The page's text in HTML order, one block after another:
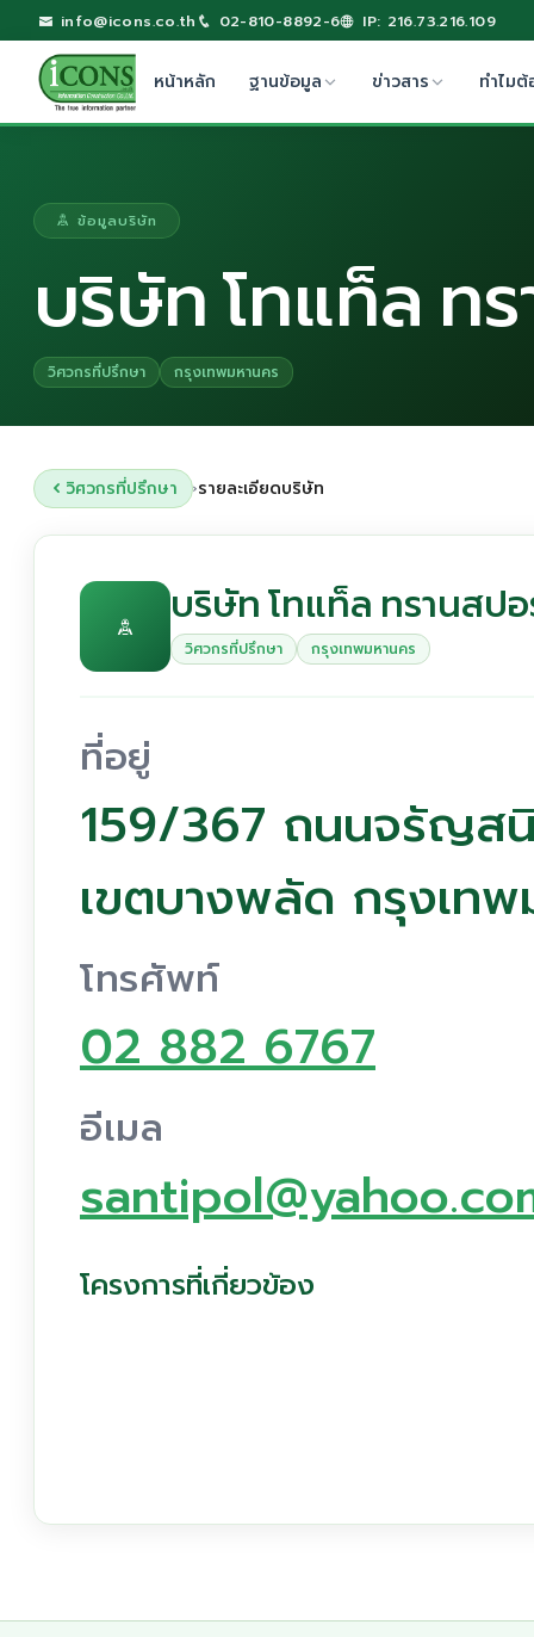
info@icons.co.th 02-810-8892-6 IP: 216.73.216.109
หน้าหลัก ฐานข้อมูล ข่าวสาร ทำไมต้
ข้อมูลบริษัท
บริษัท โทแท็ล ท
วิศวกรที่ปรึกษา กรุงเทพมหานคร
วิศวกรที่ปรึกษา ›รายละเอียดบริษัท
บริษัท โทแท็ล ทรานสป
วิศวกรที่ปรึกษา กรุงเทพมหานคร
ที่อยู่
159/367 ถนนจรัญส
เขตบางพลัด กรุงเท
โทรศัพท์
02 882 6767
อีเมล
โครงการที่เกี่ยวข้อง